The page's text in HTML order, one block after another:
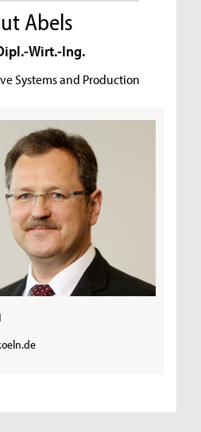
Abels
Wirt.-Ing.
Systems and Production